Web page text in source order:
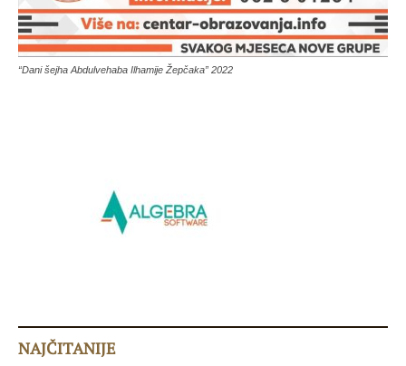
“Dani šejha Abdulvehaba Ilhamije Žepčaka” 2022
NAJČITANIJE